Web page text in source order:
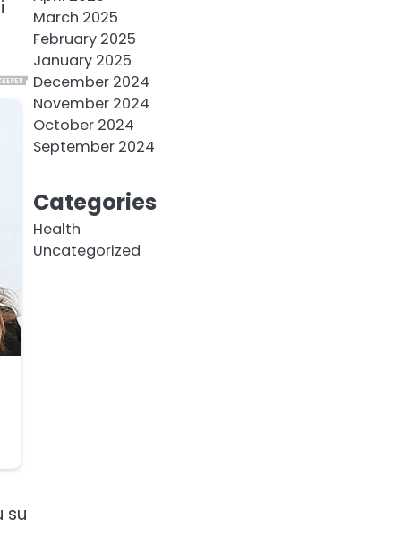
su
March 2025
February 2025
January 2025
December 2024
November 2024
October 2024
September 2024
Categories
Health
Uncategorized